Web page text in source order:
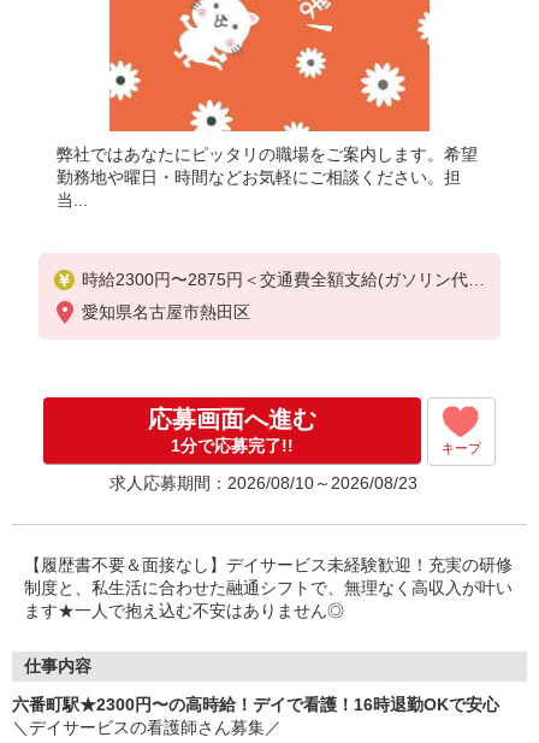
弊社ではあなたにピッタリの職場をご案内します。希望
勤務地や曜日・時間などお気軽にご相談ください。担
当...
時給2300円〜2875円＜交通費全額支給(ガソリン代含
む)/日払い可/週払い可＞
愛知県名古屋市熱田区
応募画面へ進む
1分で応募完了!! キープ
求人応募期間：2026/08/10～2026/08/23
【履歴書不要＆面接なし】デイサービス未経験歓迎！充実の研修
制度と、私生活に合わせた融通シフトで、無理なく高収入が叶い
ます★一人で抱え込む不安はありません◎
仕事内容
六番町駅★2300円〜の高時給！デイで看護！16時退勤OKで安心
＼デイサービスの看護師さん募集／